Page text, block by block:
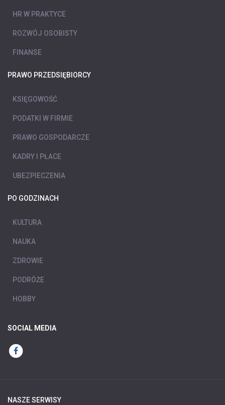
HR W PRAKTYCE
ROZWÓJ OSOBISTY
FINANSE
PRAWO PRZEDSIĘBIORCY
KSIĘGOWOŚĆ
PODATKI W FIRMIE
PRAWO GOSPODARCZE
KADRY I PŁACE
UBEZPIECZENIA
PO GODZINACH
KULTURA
NAUKA
ZDROWIE
PODRÓŻE
HOBBY
SOCIAL MEDIA
NASZE SERWISY